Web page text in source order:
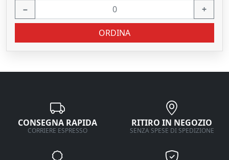
− +
ORDINA
CONSEGNA RAPIDA
CORRIERE ESPRESSO
RITIRO IN NEGOZIO
SENZA SPESE DI SPEDIZIONE